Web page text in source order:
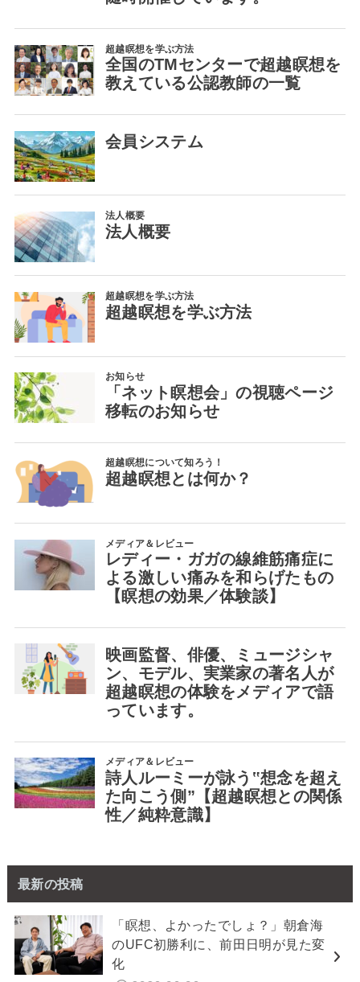
最新の投稿
「瞑想、よかったでしょ？」朝倉海
のUFC初勝利に、前田日明が見た変
化